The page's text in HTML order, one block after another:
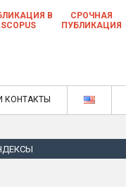
статей в
журнале
В
SCOPUS
СРОЧНАЯ
ПУБЛИКАЦИЯ
КОНТАКТЫ